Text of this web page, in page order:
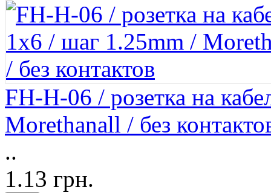
FH-H-06 / розетка на
Morethanall / без
..
1.13 грн.